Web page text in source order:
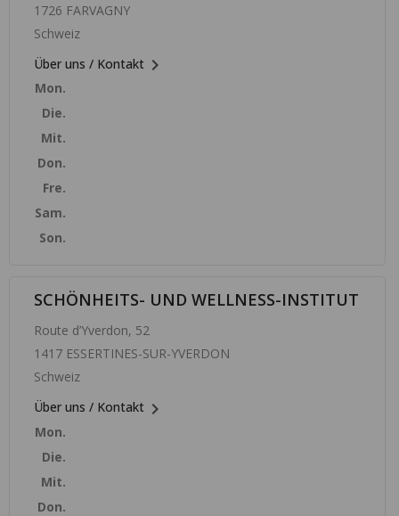
1726 FARVAGNY
Schweiz
Über uns / Kontakt 
Mon.
Die.
Mit.
Don.
Fre.
Sam.
Son.
SCHÖNHEITS- UND WELLNESS-INSTITUT
Route d’Yverdon, 52
1417 ESSERTINES-SUR-YVERDON
Schweiz
Über uns / Kontakt 
Mon.
Die.
Mit.
Don.